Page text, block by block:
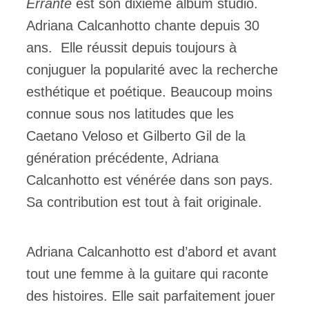
Errante est son dixième album studio.
Adriana Calcanhotto chante depuis 30
ans. Elle réussit depuis toujours à
conjuguer la popularité avec la recherche
esthétique et poétique. Beaucoup moins
connue sous nos latitudes que les
Caetano Veloso et Gilberto Gil de la
génération précédente, Adriana
Calcanhotto est vénérée dans son pays.
Sa contribution est tout à fait originale.
Adriana Calcanhotto est d’abord et avant
tout une femme à la guitare qui raconte
des histoires. Elle sait parfaitement jouer